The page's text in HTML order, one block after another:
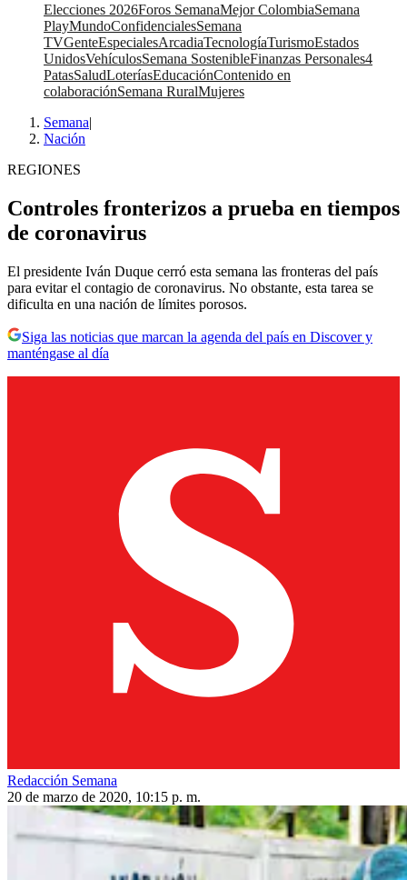
Elecciones 2026Foros SemanaMejor ColombiaSemana
PlayMundoConfidencialesSemana
TVGenteEspecialesArcadiaTecnologíaTurismoEstados
UnidosVehículosSemana SostenibleFinanzas Personales4
PatasSaludLoteríasEducaciónContenido en
colaboraciónSemana RuralMujeres
Semana|
Nación
REGIONES
Controles fronterizos a prueba en tiempos
de coronavirus
El presidente Iván Duque cerró esta semana las fronteras del país
para evitar el contagio de coronavirus. No obstante, esta tarea se
dificulta en una nación de límites porosos.
Siga las noticias que marcan la agenda del país en Discover y
manténgase al día
Redacción Semana
20 de marzo de 2020, 10:15 p. m.